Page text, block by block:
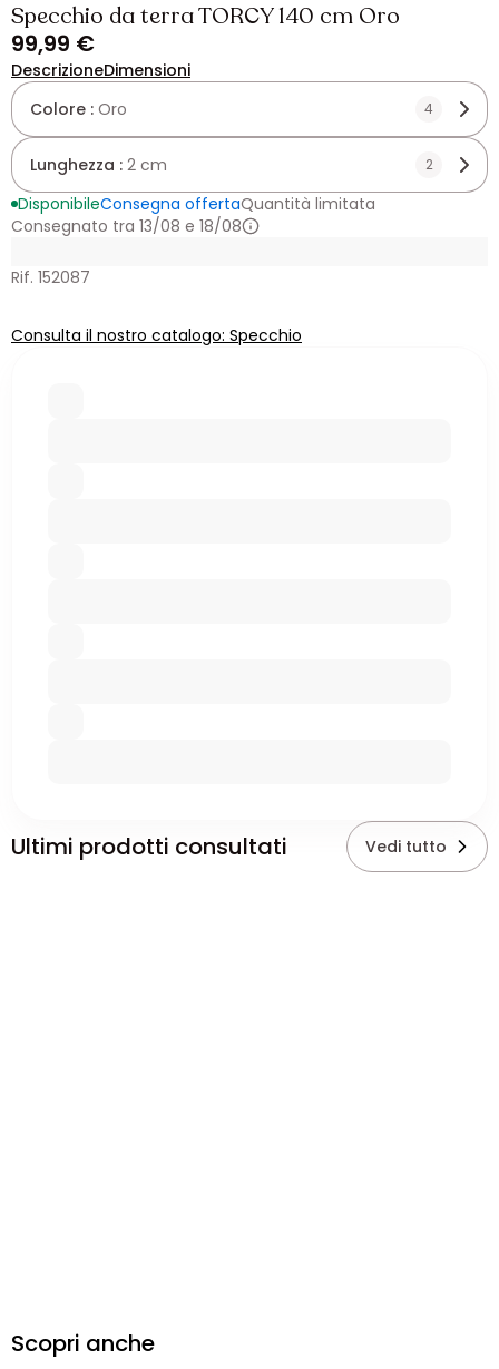
Specchio da terra TORCY 140 cm Oro
99,99 €
DescrizioneDimensioni
Colore : Oro 4
Lunghezza : 2 cm 2
DisponibileConsegna offertaQuantità limitata
Consegnato tra 13/08 e 18/08
Rif. 152087
Consulta il nostro catalogo: Specchio
Ultimi prodotti consultati Vedi tutto
Scopri anche